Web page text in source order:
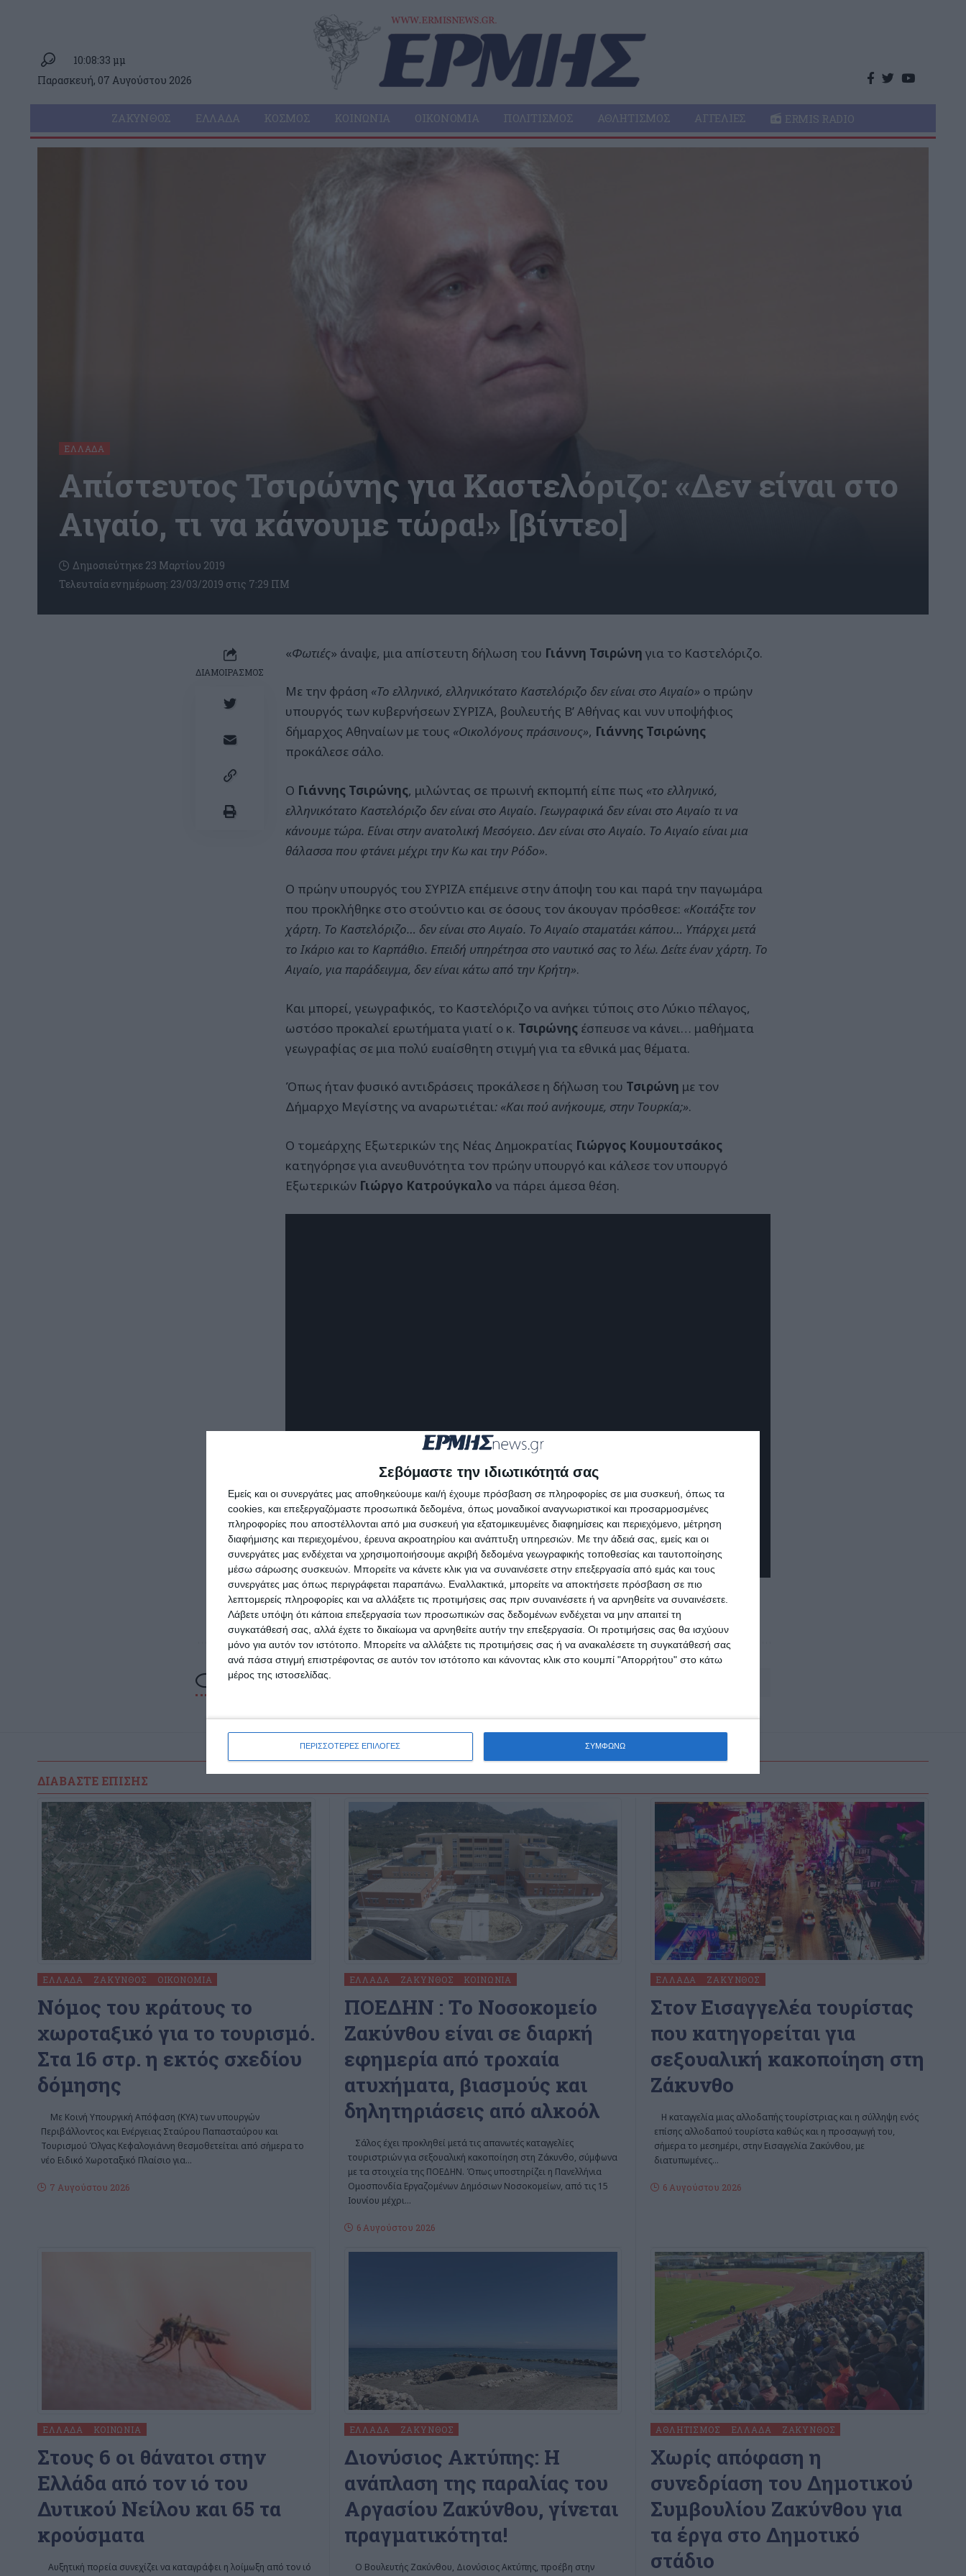
Σεβόμαστε την ιδιωτικότητά σας
Εμείς και οι συνεργάτες μας αποθηκεύουμε και/ή έχουμε πρόσβαση σε πληροφορίες σε μια συσκευή, όπως τα
cookies, και επεξεργαζόμαστε προσωπικά δεδομένα, όπως μοναδικοί αναγνωριστικοί και προσαρμοσμένες
πληροφορίες που αποστέλλονται από μια συσκευή για εξατομικευμένες διαφημίσεις και περιεχόμενο, μέτρηση
διαφήμισης και περιεχομένου, έρευνα ακροατηρίου και ανάπτυξη υπηρεσιών. Με την άδειά σας, εμείς και οι
συνεργάτες μας ενδέχεται να χρησιμοποιήσουμε ακριβή δεδομένα γεωγραφικής τοποθεσίας και ταυτοποίησης
μέσω σάρωσης συσκευών. Μπορείτε να κάνετε κλικ για να συναινέσετε στην επεξεργασία από εμάς και τους
συνεργάτες μας όπως περιγράφεται παραπάνω. Εναλλακτικά, μπορείτε να αποκτήσετε πρόσβαση σε πιο
λεπτομερείς πληροφορίες και να αλλάξετε τις προτιμήσεις σας πριν συναινέσετε ή να αρνηθείτε να συναινέσετε.
Λάβετε υπόψη ότι κάποια επεξεργασία των προσωπικών σας δεδομένων ενδέχεται να μην απαιτεί τη
συγκατάθεσή σας, αλλά έχετε το δικαίωμα να αρνηθείτε αυτήν την επεξεργασία. Οι προτιμήσεις σας θα ισχύουν
μόνο για αυτόν τον ιστότοπο. Μπορείτε να αλλάξετε τις προτιμήσεις σας ή να ανακαλέσετε τη συγκατάθεσή σας
ανά πάσα στιγμή επιστρέφοντας σε αυτόν τον ιστότοπο και κάνοντας κλικ στο κουμπί "Απορρήτου" στο κάτω
μέρος της ιστοσελίδας.
ΠΕΡΙΣΣΟΤΕΡΕΣ ΕΠΙΛΟΓΕΣ ΣΥΜΦΩΝΩ
10:08:33 μμ
Παρασκευή, 07 Αυγούστου 2026
ΖΆΚΥΝΘΟΣ ΕΛΛΆΔΑ ΚΌΣΜΟΣ ΚΟΙΝΩΝΊΑ ΟΙΚΟΝΟΜΊΑ ΠΟΛΙΤΙΣΜΌΣ ΑΘΛΗΤΙΣΜΌΣ ΑΓΓΕΛΊΕΣ ERMIS RADIO
ΕΛΛΆΔΑ
Απίστευτος Τσιρώνης για Καστελόριζο: «Δεν είναι στο
Αιγαίο, τι να κάνουμε τώρα!» [βίντεο]
Τελευταία ενημέρωση: 23/03/2019 στις 7:29 ΠΜ
Δημοσιεύτηκε 23 Μαρτίου 2019
ΔΙΑΜΟΙΡΑΣΜΟΣ
«Φωτιές» άναψε, μια απίστευτη δήλωση του Γιάννη Τσιρώνη για το Καστελόριζο.
Με την φράση «Το ελληνικό, ελληνικότατο Καστελόριζο δεν είναι στο Αιγαίο» ο πρώην
υπουργός των κυβερνήσεων ΣΥΡΙΖΑ, βουλευτής Β’ Αθήνας και νυν υποψήφιος
δήμαρχος Αθηναίων με τους «Οικολόγους πράσινους», Γιάννης Τσιρώνης
προκάλεσε σάλο.
Ο Γιάννης Τσιρώνης, μιλώντας σε πρωινή εκπομπή είπε πως «το ελληνικό,
ελληνικότατο Καστελόριζο δεν είναι στο Αιγαίο. Γεωγραφικά δεν είναι στο Αιγαίο τι να
κάνουμε τώρα. Είναι στην ανατολική Μεσόγειο. Δεν είναι στο Αιγαίο. Το Αιγαίο είναι μια
θάλασσα που φτάνει μέχρι την Κω και την Ρόδο».
Ο πρώην υπουργός του ΣΥΡΙΖΑ επέμεινε στην άποψη του και παρά την παγωμάρα
που προκλήθηκε στο στούντιο και σε όσους τον άκουγαν πρόσθεσε: «Κοιτάξτε τον
χάρτη. Το Καστελόριζο… δεν είναι στο Αιγαίο. Το Αιγαίο σταματάει κάπου… Υπάρχει μετά
το Ικάριο και το Καρπάθιο. Επειδή υπηρέτησα στο ναυτικό σας το λέω. Δείτε έναν χάρτη. Το
Αιγαίο, για παράδειγμα, δεν είναι κάτω από την Κρήτη».
Και μπορεί, γεωγραφικός, το Καστελόριζο να ανήκει τύποις στο Λύκιο πέλαγος,
ωστόσο προκαλεί ερωτήματα γιατί ο κ. Τσιρώνης έσπευσε να κάνει… μαθήματα
γεωγραφίας σε μια πολύ ευαίσθητη στιγμή για τα εθνικά μας θέματα.
Όπως ήταν φυσικό αντιδράσεις προκάλεσε η δήλωση του Τσιρώνη με τον
Δήμαρχο Μεγίστης να αναρωτιέται: «Και πού ανήκουμε, στην Τουρκία;».
Ο τομεάρχης Εξωτερικών της Νέας Δημοκρατίας Γιώργος Κουμουτσάκος
κατηγόρησε για ανευθυνότητα τον πρώην υπουργό και κάλεσε τον υπουργό
Εξωτερικών Γιώργο Κατρούγκαλο να πάρει άμεσα θέση.
Πηγή: iefimerida.gr
ΔΙΑΒΆΣΤΕ ΕΠΊΣΗΣ
ΕΛΛΆΔΑ ΖΆΚΥΝΘΟΣ ΟΙΚΟΝΟΜΊΑ
Nόμος του κράτους το
χωροταξικό για το τουρισμό.
Στα 16 στρ. η εκτός σχεδίου
δόμησης
Με Κοινή Υπουργική Απόφαση (ΚΥΑ) των υπουργών
Περιβάλλοντος και Ενέργειας Σταύρου Παπασταύρου και
Τουρισμού Όλγας Κεφαλογιάννη θεσμοθετείται από σήμερα το
νέο Ειδικό Χωροταξικό Πλαίσιο για…
7 Αυγούστου 2026
ΕΛΛΆΔΑ ΖΆΚΥΝΘΟΣ ΚΟΙΝΩΝΊΑ
ΠΟΕΔΗΝ : To Νοσοκομείο
Ζακύνθου είναι σε διαρκή
εφημερία από τροχαία
ατυχήματα, βιασμούς και
δηλητηριάσεις από αλκοόλ
Σάλος έχει προκληθεί μετά τις απανωτές καταγγελίες
τουριστριών για σεξουαλική κακοποίηση στη Ζάκυνθο, σύμφωνα
με τα στοιχεία της ΠΟΕΔΗΝ. Όπως υποστηρίζει η Πανελλήνια
Ομοσπονδία Εργαζομένων Δημόσιων Νοσοκομείων, από τις 15
Ιουνίου μέχρι…
6 Αυγούστου 2026
ΕΛΛΆΔΑ ΖΆΚΥΝΘΟΣ
Στον Εισαγγελέα τουρίστας
που κατηγορείται για
σεξουαλική κακοποίηση στη
Ζάκυνθο
Η καταγγελία μιας αλλοδαπής τουρίστριας και η σύλληψη ενός
επίσης αλλοδαπού τουρίστα καθώς και η προσαγωγή του,
σήμερα το μεσημέρι, στην Εισαγγελία Ζακύνθου, με
διατυπωμένες…
6 Αυγούστου 2026
ΕΛΛΆΔΑ ΚΟΙΝΩΝΊΑ
Στους 6 οι θάνατοι στην
Ελλάδα από τον ιό του
Δυτικού Νείλου και 65 τα
κρούσματα
Αυξητική πορεία συνεχίζει να καταγράφει η λοίμωξη από τον ιό
ΕΛΛΆΔΑ ΖΆΚΥΝΘΟΣ
Διονύσιος Ακτύπης: Η
ανάπλαση της παραλίας του
Αργασίου Ζακύνθου, γίνεται
πραγματικότητα!
Ο Βουλευτής Ζακύνθου, Διονύσιος Ακτύπης, προέβη στην
ΑΘΛΗΤΙΣΜΌΣ ΕΛΛΆΔΑ ΖΆΚΥΝΘΟΣ
Χωρίς απόφαση η
συνεδρίαση του Δημοτικού
Συμβουλίου Ζακύνθου για
τα έργα στο Δημοτικό
στάδιο